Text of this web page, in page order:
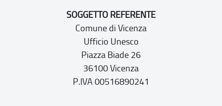
SOGGETTO REFERENTE
Comune di Vicenza
Ufficio Unesco
Piazza Biade 26
36100 Vicenza
P.IVA 00516890241